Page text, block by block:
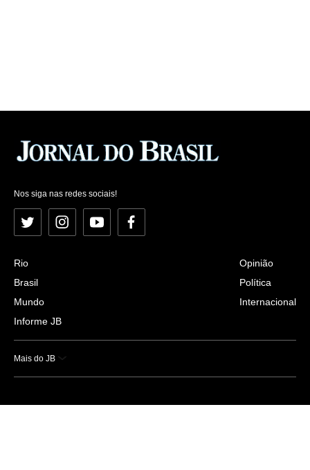
Nos siga nas redes sociais!
Twitter InstagramYouTubeFacebook
Rio
Brasil
Mundo
Informe JB
Opinião
Política
Internacional
Mais do JB
Esportes